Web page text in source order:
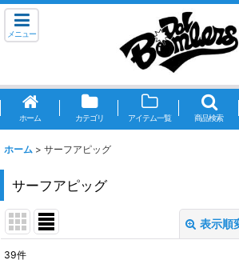
メニュー
ホーム カテゴリ アイテム一覧 商品検索
ホーム > サーフアピッグ
サーフアピッグ
表示順
39件